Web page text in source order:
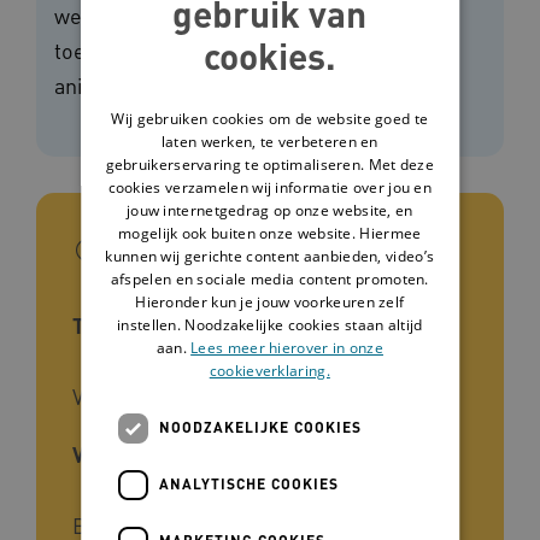
welke momenten je handhygiëne moet
toepassen? Ontdek het in deze
animatievideo.
In het kort
Type tool
Video
Voor wie
Begeleiders, Verpleegkundigen,
gebruik van
cookies.
Wij gebruiken cookies om de website goed te
laten werken, te verbeteren en
gebruikerservaring te optimaliseren. Met deze
cookies verzamelen wij informatie over jou en
jouw internetgedrag op onze website, en
mogelijk ook buiten onze website. Hiermee
kunnen wij gerichte content aanbieden, video’s
afspelen en sociale media content promoten.
Hieronder kun je jouw voorkeuren zelf
instellen. Noodzakelijke cookies staan altijd
aan. Lees meer hierover in onze
cookieverklaring.
NOODZAKELIJKE COOKIES
ANALYTISCHE COOKIES